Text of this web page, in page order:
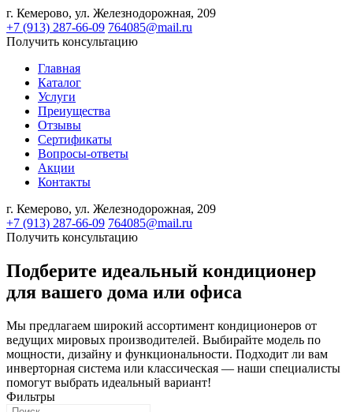
г. Кемерово, ул. Железнодорожная, 209
+7 (913) 287-66-09 764085@mail.ru
Получить консультацию
Главная
Каталог
Услуги
Преиущества
Отзывы
Сертификаты
Вопросы-ответы
Акции
Контакты
г. Кемерово, ул. Железнодорожная, 209
+7 (913) 287-66-09 764085@mail.ru
Получить консультацию
Подберите идеальный кондиционер
для вашего дома или офиса
Мы предлагаем широкий ассортимент кондиционеров от
ведущих мировых производителей. Выбирайте модель по
мощности, дизайну и функциональности. Подходит ли вам
инверторная система или классическая — наши специалисты
помогут выбрать идеальный вариант!
Фильтры